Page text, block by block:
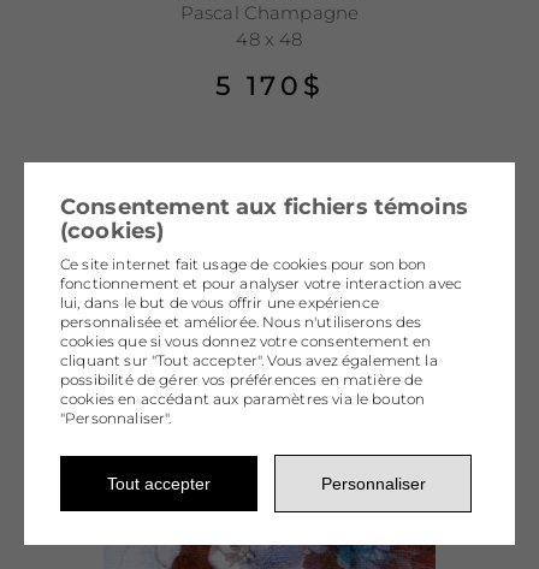
Pascal Champagne
48 x 48
5 170 $
Consentement aux fichiers témoins
(cookies)
Ce site internet fait usage de cookies pour son bon
fonctionnement et pour analyser votre interaction avec
lui, dans le but de vous offrir une expérience
personnalisée et améliorée. Nous n'utiliserons des
cookies que si vous donnez votre consentement en
cliquant sur "Tout accepter". Vous avez également la
possibilité de gérer vos préférences en matière de
cookies en accédant aux paramètres via le bouton
"Personnaliser".
Tout accepter Personnaliser